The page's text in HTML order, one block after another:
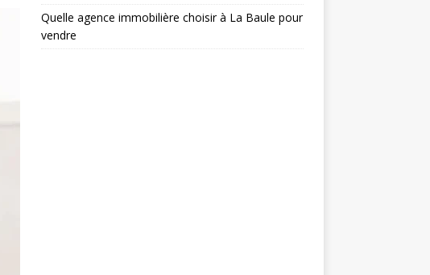
Quelle agence immobilière choisir à La Baule pour
vendre